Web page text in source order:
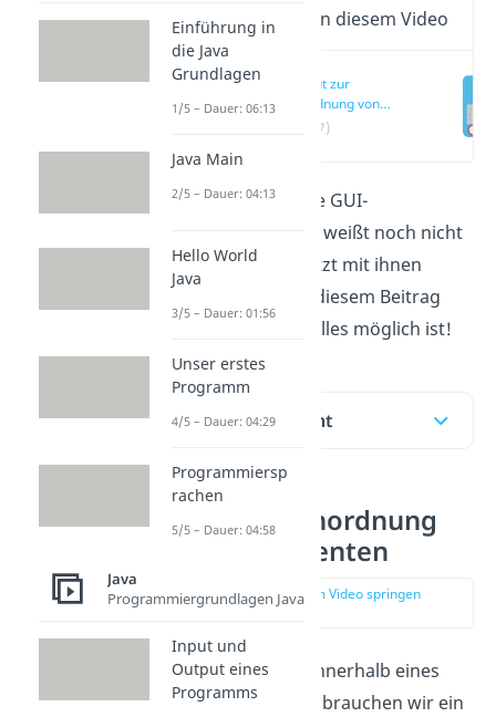
Wichtige Inhalte in diesem Video
Layout zur
Anordnung von
Komponenten
(00:17)
Du kennst schon alle GUI-
Komponenten, aber weißt noch nicht
so genau, was du jetzt mit ihnen
anfangen sollst? In diesem Beitrag
zeigen wir dir, was alles möglich ist!
Inhaltsübersicht
Layout zur Anordnung
von Komponenten
zur Stelle im Video springen
(00:17)
Um Komponenten innerhalb eines
Fensters zu ordnen, brauchen wir ein
Einführung in
die Java
Grundlagen
1/5 – Dauer: 06:13
Java Main
2/5 – Dauer: 04:13
Hello World
Java
3/5 – Dauer: 01:56
Unser erstes
Programm
4/5 – Dauer: 04:29
Programmiersp
rachen
5/5 – Dauer: 04:58
Java
Programmiergrundlagen Java
Input und
Output eines
Programms